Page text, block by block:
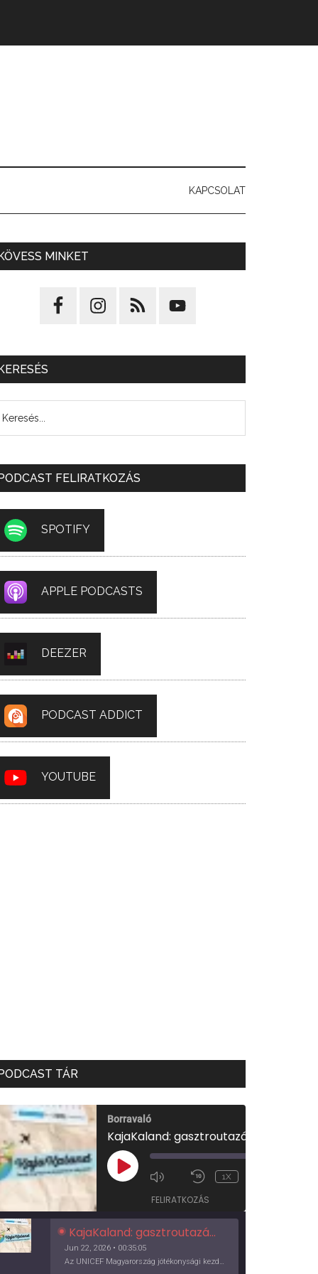
KAPCSOLAT
MINKET
FELIRATKOZÁS
SPOTIFY
APPLE PODCASTS
DEEZER
PODCAST ADDICT
YOUTUBE
TÁR
Borravaló
PLAY
EPISODE
1X
FELIRATKOZÁS
KajaKaland: gasztroutazás a föld körül
Jun 22, 2026 • 00:35:05
Az UNICEF Magyarország jótékonysági kezdeményezése izgalmas, egész éves világkörüli ízutazásra hív, igazi családi program és gasztroedukáció, illetve segítség a rászorulóknak is egyben.